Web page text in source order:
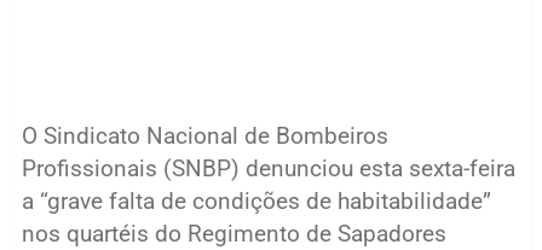
O Sindicato Nacional de Bombeiros
Profissionais (SNBP) denunciou esta sexta-feira
a “grave falta de condições de habitabilidade”
nos quartéis do Regimento de Sapadores